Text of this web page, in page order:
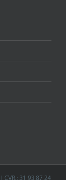
31 93 87 24